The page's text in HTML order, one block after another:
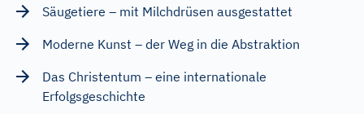
Säugetiere – mit Milchdrüsen ausgestattet
Moderne Kunst – der Weg in die Abstraktion
Das Christentum – eine internationale
Erfolgsgeschichte